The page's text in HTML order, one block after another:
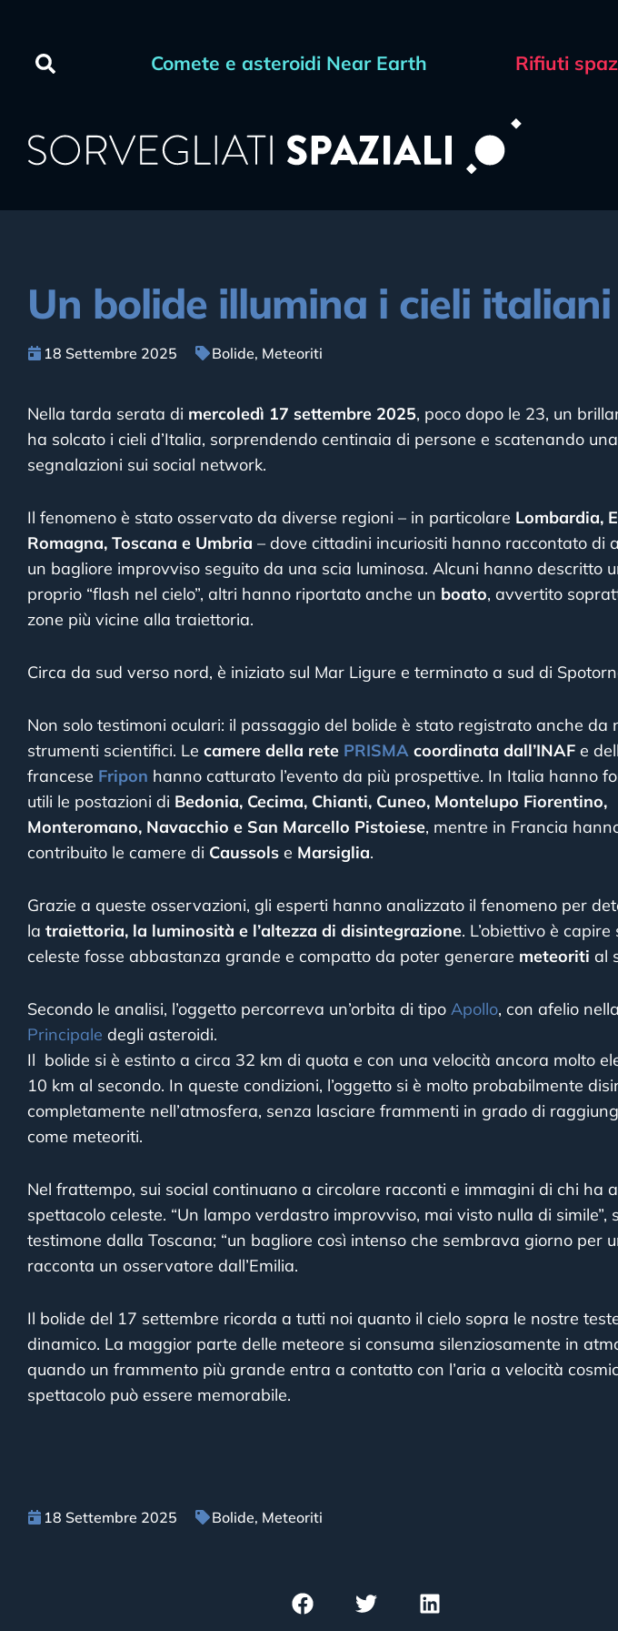
Comete e asteroidi Near Earth Rifiuti
Un bolide illumina i cieli
18 Settembre 2025 Bolide, Meteoriti
Nella tarda serata di mercoledì 17 settembre 2025, poco dopo le 23, un
ha solcato i cieli d’Italia, sorprendendo centinaia di persone e scatenando
segnalazioni sui social network.
Il fenomeno è stato osservato da diverse regioni – in particolare Lombardia,
Romagna, Toscana e Umbria – dove cittadini incuriositi hanno raccontato di
un bagliore improvviso seguito da una scia luminosa. Alcuni hanno descritto
proprio “flash nel cielo”, altri hanno riportato anche un boato, avvertito
zone più vicine alla traiettoria.
Circa da sud verso nord, è iniziato sul Mar Ligure e terminato a sud di
Non solo testimoni oculari: il passaggio del bolide è stato registrato anche da
strumenti scientifici. Le camere della rete PRISMA coordinata dall’INAF e
francese Fripon hanno catturato l’evento da più prospettive. In Italia hanno
utili le postazioni di Bedonia, Cecima, Chianti, Cuneo, Montelupo Fiorentino,
Monteromano, Navacchio e San Marcello Pistoiese, mentre in Francia
contribuito le camere di Caussols e Marsiglia.
Grazie a queste osservazioni, gli esperti hanno analizzato il fenomeno per
la traiettoria, la luminosità e l’altezza di disintegrazione. L’obiettivo è
celeste fosse abbastanza grande e compatto da poter generare meteoriti al
Secondo le analisi, l’oggetto percorreva un’orbita di tipo Apollo, con afelio nella
Principale degli asteroidi.
Il bolide si è estinto a circa 32 km di quota e con una velocità ancora molto
10 km al secondo. In queste condizioni, l’oggetto si è molto probabilmente
completamente nell’atmosfera, senza lasciare frammenti in grado di
come meteoriti.
Nel frattempo, sui social continuano a circolare racconti e immagini di chi ha
spettacolo celeste. “Un lampo verdastro improvviso, mai visto nulla di simile”,
testimone dalla Toscana; “un bagliore così intenso che sembrava giorno per
racconta un osservatore dall’Emilia.
Il bolide del 17 settembre ricorda a tutti noi quanto il cielo sopra le nostre
dinamico. La maggior parte delle meteore si consuma silenziosamente in
quando un frammento più grande entra a contatto con l’aria a velocità
spettacolo può essere memorabile.
18 Settembre 2025 Bolide, Meteoriti